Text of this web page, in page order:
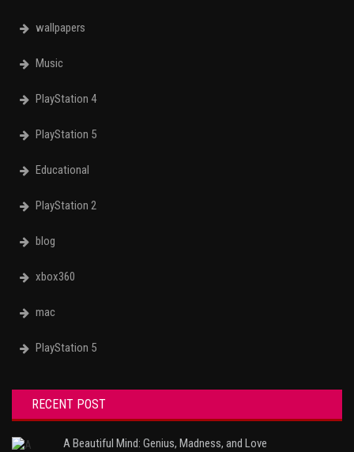
wallpapers
Music
PlayStation 4
PlayStation 5
Educational
PlayStation 2
blog
xbox360
mac
PlayStation 5
RECENT POST
A Beautiful Mind: Genius, Madness, and Love